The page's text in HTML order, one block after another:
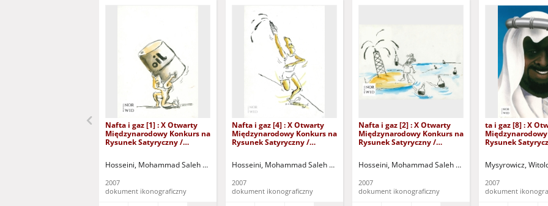
Nafta i gaz [1] : X Otwarty
Międzynarodowy Konkurs na
Rysunek Satyryczny /
Hosseini, Mohammad Saleh Razm Lubuskie Stowarzyszenie Miłośników Działań Kulturalnych DEBIUT w Zielonej Górze Polskie
2007
dokument ikonograficzny
Nafta i gaz [4] : X Otwarty
Międzynarodowy Konkurs na
Rysunek Satyryczny /
Hosseini, Mohammad Saleh Razm Lubuskie Stowarzyszenie Miłośników Działań
2007
dokument ikonograficzny
Nafta i gaz [2] : X Otwarty
Międzynarodowy Konkurs na
Rysunek Satyryczny /
Hosseini, Mohammad Saleh Razm Lubuskie
2007
dokument ikonograficzny
ta i gaz [8] : X
Rysunek
Mysyrowicz,
2007
dokument